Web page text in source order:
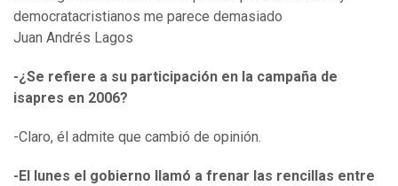
democratacristianos me parece demasiado
Juan Andrés Lagos
-¿Se refiere a su participación en la campaña de
isapres en 2006?
-Claro, él admite que cambió de opinión.
-El lunes el gobierno llamó a frenar las rencillas entre